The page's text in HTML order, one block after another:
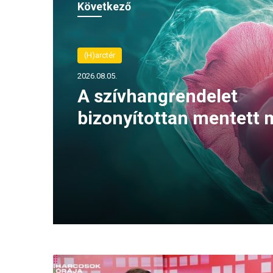
Következő
(H)arctér
2026.08.05.
A szívhangrendelet
bizonyítottan mentett
M